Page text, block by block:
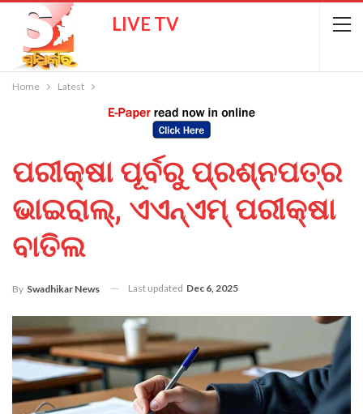
LIVE TV
Home Latest
ପରୀକ୍ଷା ପୂର୍ବରୁ ପ୍ରଶ୍ନପତ୍ର
ଭାଇରାଲ୍‌, ଏଏନ୍‌ଏମ୍‌ ପରୀକ୍ଷା
ବାତିଲ
By Swadhikar News Last updated Dec 6, 2025